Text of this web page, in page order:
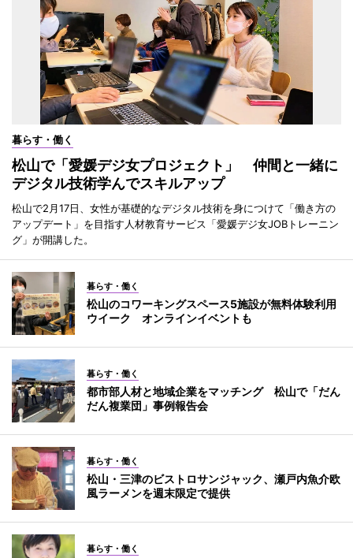
暮らす・働く
松山で「愛媛デジ女プロジェクト」 仲間と一緒に
デジタル技術学んでスキルアップ
松山で2月17日、女性が基礎的なデジタル技術を身につけて「働き方の
アップデート」を目指す人材教育サービス「愛媛デジ女JOBトレーニン
グ」が開講した。
暮らす・働く
松山のコワーキングスペース5施設が無料体験利用
ウイーク オンラインイベントも
暮らす・働く
都市部人材と地域企業をマッチング 松山で「だん
だん複業団」事例報告会
暮らす・働く
松山・三津のビストロサンジャック、瀬戸内魚介欧
風ラーメンを週末限定で提供
暮らす・働く